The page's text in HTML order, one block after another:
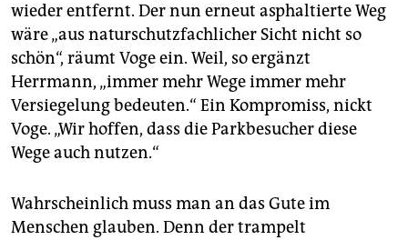
wieder entfernt. Der nun erneut asphaltierte Weg
wäre „aus naturschutzfachlicher Sicht nicht so
schön“, räumt Voge ein. Weil, so ergänzt
Herrmann, „immer mehr Wege immer mehr
Versiegelung bedeuten.“ Ein Kompromiss, nickt
Voge. „Wir hoffen, dass die Parkbesucher diese
Wege auch nutzen.“
Wahrscheinlich muss man an das Gute im
Menschen glauben. Denn der trampelt